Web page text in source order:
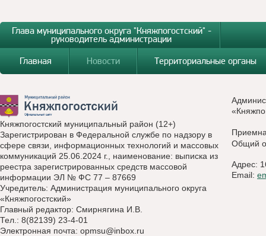
Глава муниципального округа "Княжпогостский" -
руководитель администрации
Главная
Новости Территориальные органы
Княжпогостский муниципальный район (12+)
Зарегистрирован в Федеральной службе по надзору в
сфере связи, информационных технологий и массовых
коммуникаций 25.06.2024 г., наименование: выписка из
реестра зарегистрированных средств массовой
информации ЭЛ № ФС 77 – 87669
Учредитель: Администрация муниципального округа
«Княжпогостский»
Главный редактор: Смирнягина И.В.
Тел.: 8(82139) 23-4-01
Электронная почта: opmsu@inbox.ru
Общий
Адрес:
Email: